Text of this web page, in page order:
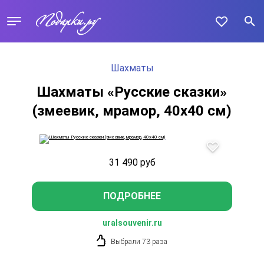
Шахматы
Шахматы «Русские сказки»
(змеевик, мрамор, 40х40 см)
31 490 руб
ПОДРОБНЕЕ
uralsouvenir.ru
Выбрали 73 раза